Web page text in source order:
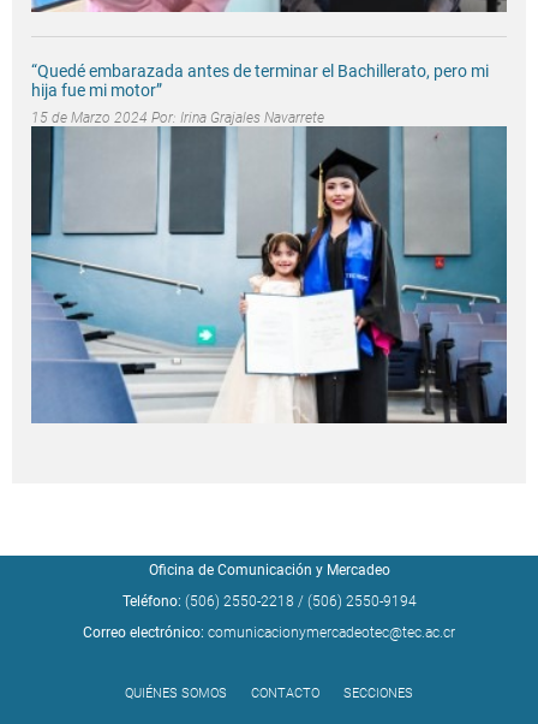
“Quedé embarazada antes de terminar el Bachillerato, pero mi
hija fue mi motor”
15 de Marzo 2024 Por: Irina Grajales Navarrete
Oficina de Comunicación y Mercadeo
Teléfono: (506) 2550-2218 / (506) 2550-9194
Correo electrónico: comunicacionymercadeotec@tec.ac.cr
QUIÉNES SOMOS CONTACTO SECCIONES